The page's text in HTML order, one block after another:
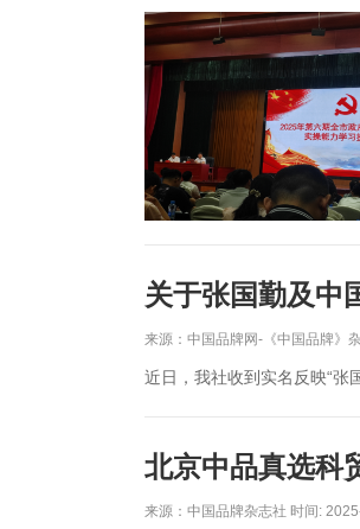
关于张国勤及中
来源：中国品牌网-《中国品牌》
近日，我社收到实名反映“张
北京中品真选科
来源：中国品牌杂志社 时间: